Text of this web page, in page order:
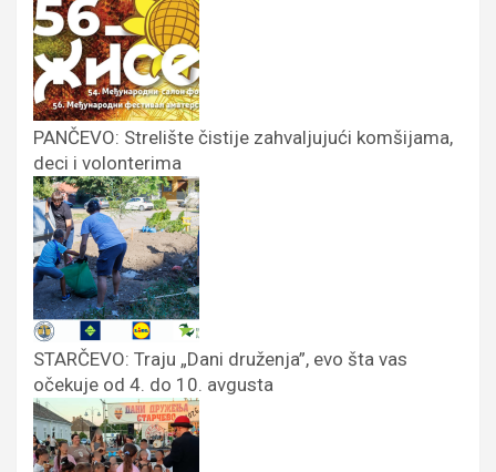
PANČEVO: Strelište čistije zahvaljujući komšijama,
deci i volonterima
STARČEVO: Traju „Dani druženja”, evo šta vas
očekuje od 4. do 10. avgusta